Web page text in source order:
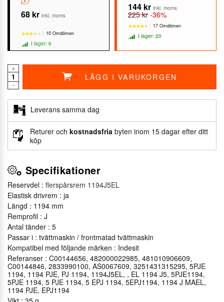
68 kr inkl. moms
★★★★★
★★★★★
10 Omdömen
I lager: 6
144 kr inkl. moms
225 kr -36%
★★★★★
★★★★★
17 Omdömen
I lager: 20
+
-
LÄGG I VARUKORGEN
Leverans samma dag
Returer ochkostnadsfria byten inom 15 dagar efter ditt
köp
Specifikationer
Reservdel : flerspårsrem 1194J5EL
Elastisk drivrem : ja
Längd : 1194 mm
Remprofil : J
Antal tänder : 5
Passar i : tvättmaskin / frontmatad tvättmaskin
Kompatibel med följande märken : Indesit
Referanser : C00144656, 482000022985, 481010906609,
C00144846, 2833990100, AS0067609, 3251431315295, 5PJE
1194, 1194 PJE, PJ 1194, 1194J5EL, , EL 1194 J5, 5PJE1194,
5PJE 1194, 5 PJE 1194, 5 EPJ 1194, 5EPJ1194, 1194 J MAEL,
1194 PJE, EPJ1194